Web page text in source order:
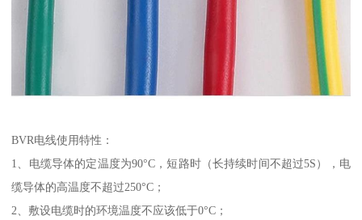
BVR电线使用特性：
1、电缆导体的定温度为90°C，短路时（长持续时间不超过5S），电
缆导体的高温度不超过250°C；
2、敷设电缆时的环境温度不应该低于0°C；